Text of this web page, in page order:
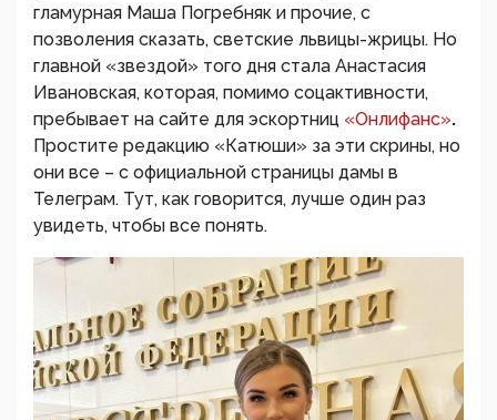
гламурная Маша Погребняк и прочие, с
позволения сказать, светские львицы-жрицы. Но
главной «звездой» того дня стала Анастасия
Ивановская, которая, помимо соцактивности,
пребывает на сайте для эскортниц «Онлифанс».
Простите редакцию «Катюши» за эти скрины, но
они все – с официальной страницы дамы в
Телеграм. Тут, как говорится, лучше один раз
увидеть, чтобы все понять.